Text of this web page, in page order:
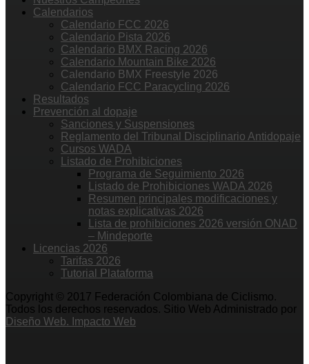
Calendarios
Calendario FCC 2026
Calendario Pista 2026
Calendario BMX Racing 2026
Calendario Mountain Bike 2026
Calendario BMX Freestyle 2026
Calendario FCC Paracycling 2026
Resultados
Prevención al dopaje
Sanciones y Suspensiones
Reglamento del Tribunal Disciplinario Antidopaje
Cursos WADA
Listado de Prohibiciones
Programa de Seguimiento 2026
Listado de Prohibiciones WADA 2026
Resumen principales modificaciones y
notas explicativas 2026
Lista de prohibiciones 2026 versión ONAD
– Mindeporte
Licencias 2026
Tarifas 2026
Tutorial Plataforma
Copyright © 2017 Federación Colombiana de Ciclismo.
Todos los derechos reservados. Sitio Web Administrado por
Diseño Web. Impacto Web